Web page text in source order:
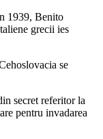
1939, Benito
grecii ies
se
secret referitor la
pentru invadarea